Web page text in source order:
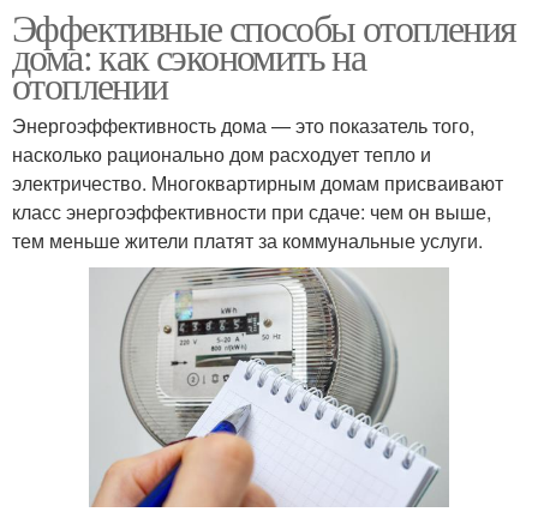
Эффективные способы отопления
дома: как сэкономить на
отоплении
Энергоэффективность дома — это показатель того,
насколько рационально дом расходует тепло и
электричество. Многоквартирным домам присваивают
класс энергоэффективности при сдаче: чем он выше,
тем меньше жители платят за коммунальные услуги.